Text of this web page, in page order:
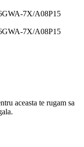
aceasta te rugam sa